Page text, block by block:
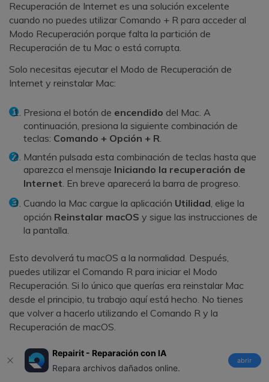
Repairit - Reparación con IA
Repara archivos dañados online.
abrir
Recuperación de Internet es una solución excelente
cuando no puedes utilizar Comando + R para acceder al
Modo Recuperación porque falta la partición de
Recuperación de tu Mac o está corrupta.
Solo necesitas ejecutar el Modo de Recuperación de
Internet y reinstalar Mac:
Presiona el botón de encendido del Mac. A
continuación, presiona la siguiente combinación de
teclas: Comando + Opción + R
Mantén pulsada esta combinación de teclas hasta que
aparezca el mensaje Iniciando la recuperación de
Internet. En breve aparecerá la barra de progreso.
Cuando la Mac cargue la aplicación Utilidad , elige la
opción Reinstalar macOS y sigue las instrucciones de
la pantalla.
Esto devolverá tu macOS a la normalidad. Después,
puedes utilizar el Comando R para iniciar el Modo
Recuperación. Si lo único que querías era reinstalar Mac
desde el principio, tu trabajo aquí está hecho. No tienes
que volver a hacerlo utilizando el Comando R y la
Recuperación de macOS.
De nuevo, recuerda que al reinstalar el sistema operativo
de nuestra computadora se borran todos los archivos,
aplicaciones y configuraciones. Más arriba encontrarás los